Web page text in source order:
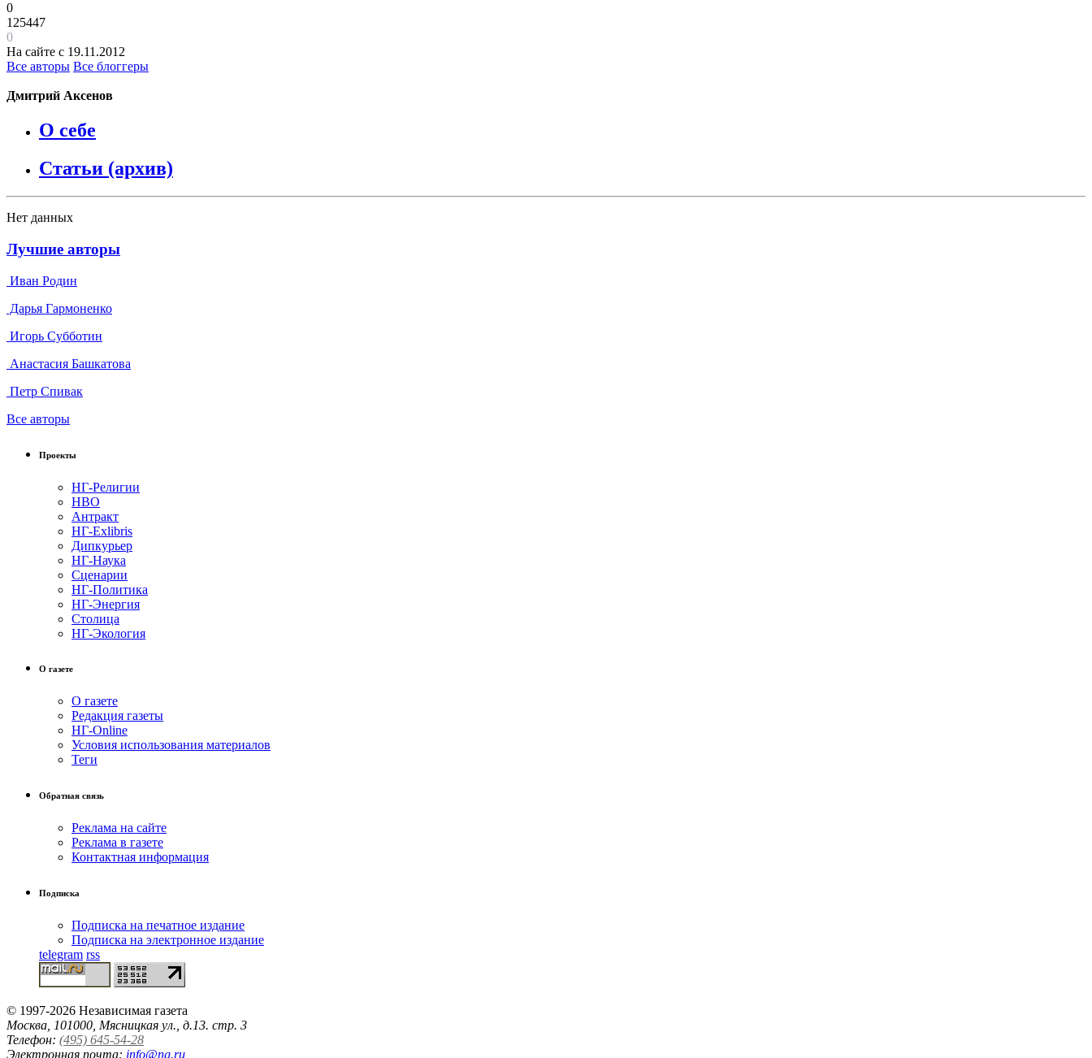
0
125447
0
На сайте с 19.11.2012
Все авторы Все блоггеры
Дмитрий Аксенов
О себе
Статьи (архив)
Нет данных
Лучшие авторы
Иван Родин
Дарья Гармоненко
Игорь Субботин
Анастасия Башкатова
Петр Спивак
Все авторы
Проекты
НГ-Религии
НВО
Антракт
НГ-Exlibris
Дипкурьер
НГ-Наука
Сценарии
НГ-Политика
НГ-Энергия
Столица
НГ-Экология
О газете
О газете
Редакция газеты
НГ-Online
Условия использования материалов
Теги
Обратная связь
Реклама на сайте
Реклама в газете
Контактная информация
Подписка
Подписка на печатное издание
Подписка на электронное издание
telegram rss
© 1997-2026 Независимая газета
Москва, 101000, Мясницкая ул., д.13. стр. 3
Телефон: (495) 645-54-28
Электронная почта: info@ng.ru